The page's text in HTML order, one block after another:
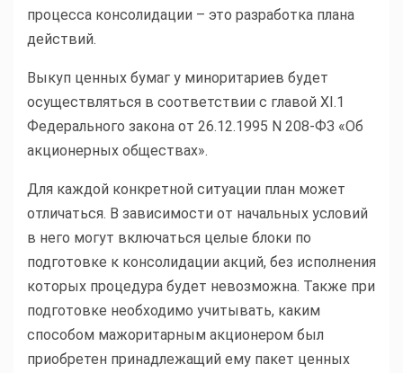
процесса консолидации – это разработка плана
действий.
Выкуп ценных бумаг у миноритариев будет
осуществляться в соответствии с главой XI.1
Федерального закона от 26.12.1995 N 208-ФЗ «Об
акционерных обществах».
Для каждой конкретной ситуации план может
отличаться. В зависимости от начальных условий
в него могут включаться целые блоки по
подготовке к консолидации акций, без исполнения
которых процедура будет невозможна. Также при
подготовке необходимо учитывать, каким
способом мажоритарным акционером был
приобретен принадлежащий ему пакет ценных